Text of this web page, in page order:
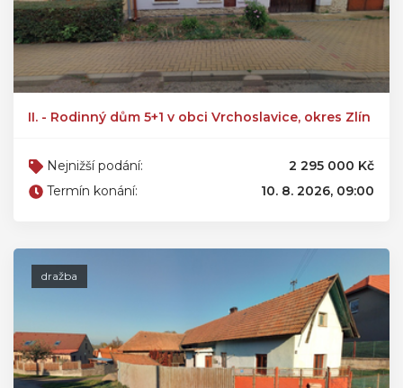
II. - Rodinný dům 5+1 v obci Vrchoslavice, okres Zlín
Nejnižší podání:
2 295 000 Kč
Termín konání:
10. 8. 2026, 09:00
dražba